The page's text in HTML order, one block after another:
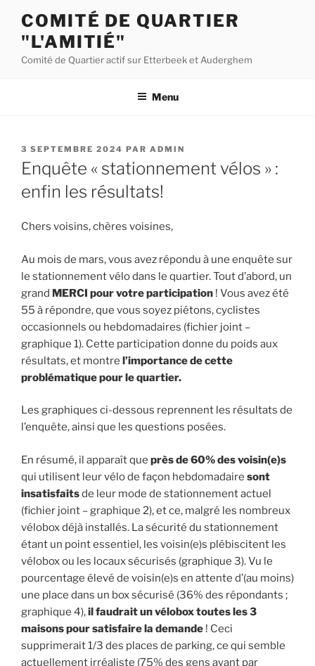
contenu
principal
COMITÉ DE QUARTIER
"L'AMITIÉ"
Comité de Quartier actif sur Etterbeek et Auderghem
Menu
PUBLIÉ
LE
3 SEPTEMBRE 2024 PAR ADMIN
Enquête « stationnement vélos » :
enfin les résultats!
Chers voisins, chères voisines,
Au mois de mars, vous avez répondu à une enquête sur
le stationnement vélo dans le quartier. Tout d’abord, un
grand MERCI pour votre participation ! Vous avez été
55 à répondre, que vous soyez piétons, cyclistes
occasionnels ou hebdomadaires (fichier joint –
graphique 1). Cette participation donne du poids aux
résultats, et montre l’importance de cette
problématique pour le quartier.
Les graphiques ci-dessous reprennent les résultats de
l’enquête, ainsi que les questions posées.
En résumé, il apparaît que près de 60% des voisin(e)s
qui utilisent leur vélo de façon hebdomadaire sont
insatisfaitsde leur mode de stationnement actuel
(fichier joint – graphique 2), et ce, malgré les nombreux
vélobox déjà installés. La sécurité du stationnement
étant un point essentiel, les voisin(e)s plébiscitent les
vélobox ou les locaux sécurisés (graphique 3). Vu le
pourcentage élevé de voisin(e)s en attente d’(au moins)
une place dans un box sécurisé (36% des répondants ;
graphique 4),il faudrait un vélobox toutes les 3
maisons pour satisfaire la demande ! Ceci
supprimerait 1/3 des places de parking, ce qui semble
actuellement irréaliste (75% des gens ayant par